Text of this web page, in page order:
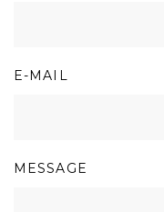
E-MAIL
MESSAGE